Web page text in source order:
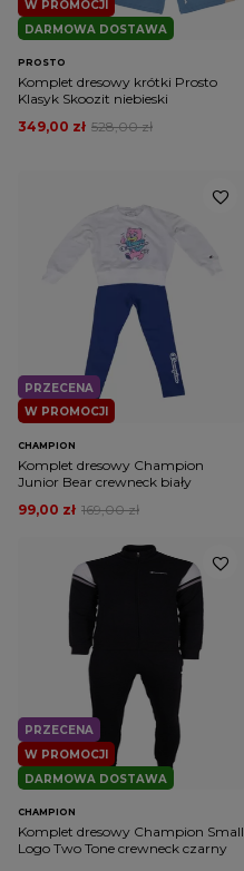
W PROMOCJI
DARMOWA DOSTAWA
PROSTO
Komplet dresowy krótki Prosto
Klasyk Skoozit niebieski
528,00 zł
349,00 zł
W PROMOCJI
PRZECENA
CHAMPION
Komplet dresowy Champion
Junior Bear crewneck biały
169,00 zł
99,00 zł
W PROMOCJI
PRZECENA
DARMOWA DOSTAWA
CHAMPION
Komplet dresowy Champion Small
Logo Two Tone crewneck czarny